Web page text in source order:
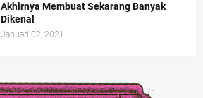
Akhirnya Membuat Sekarang Banyak
Dikenal
Januari 02, 2021